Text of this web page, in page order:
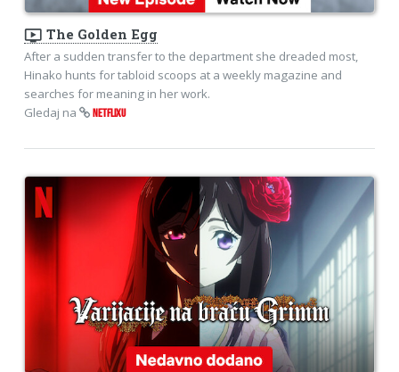
ondemand_video The Golden Egg
After a sudden transfer to the department she dreaded most,
Hinako hunts for tabloid scoops at a weekly magazine and
searches for meaning in her work.
Gledaj na
NETFLIXU